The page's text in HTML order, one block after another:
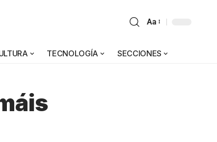
Aa
TECNOLOGÍA SECCIONES